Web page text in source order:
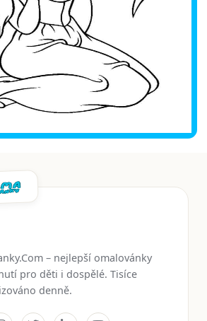
– nejlepší omalovánky
pro děti i dospělé. Tisíce
denně.